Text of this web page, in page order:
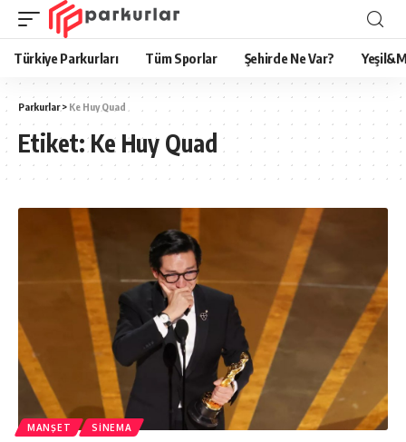
Türkiye Parkurları Tüm Sporlar Şehirde Ne Var?
Parkurlar> Ke Huy Quad
Etiket:Ke Huy Quad
MANŞET SINEMA